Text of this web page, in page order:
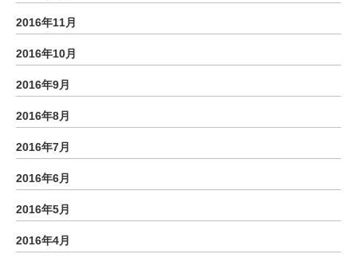
2016年11月
2016年10月
2016年9月
2016年8月
2016年7月
2016年6月
2016年5月
2016年4月